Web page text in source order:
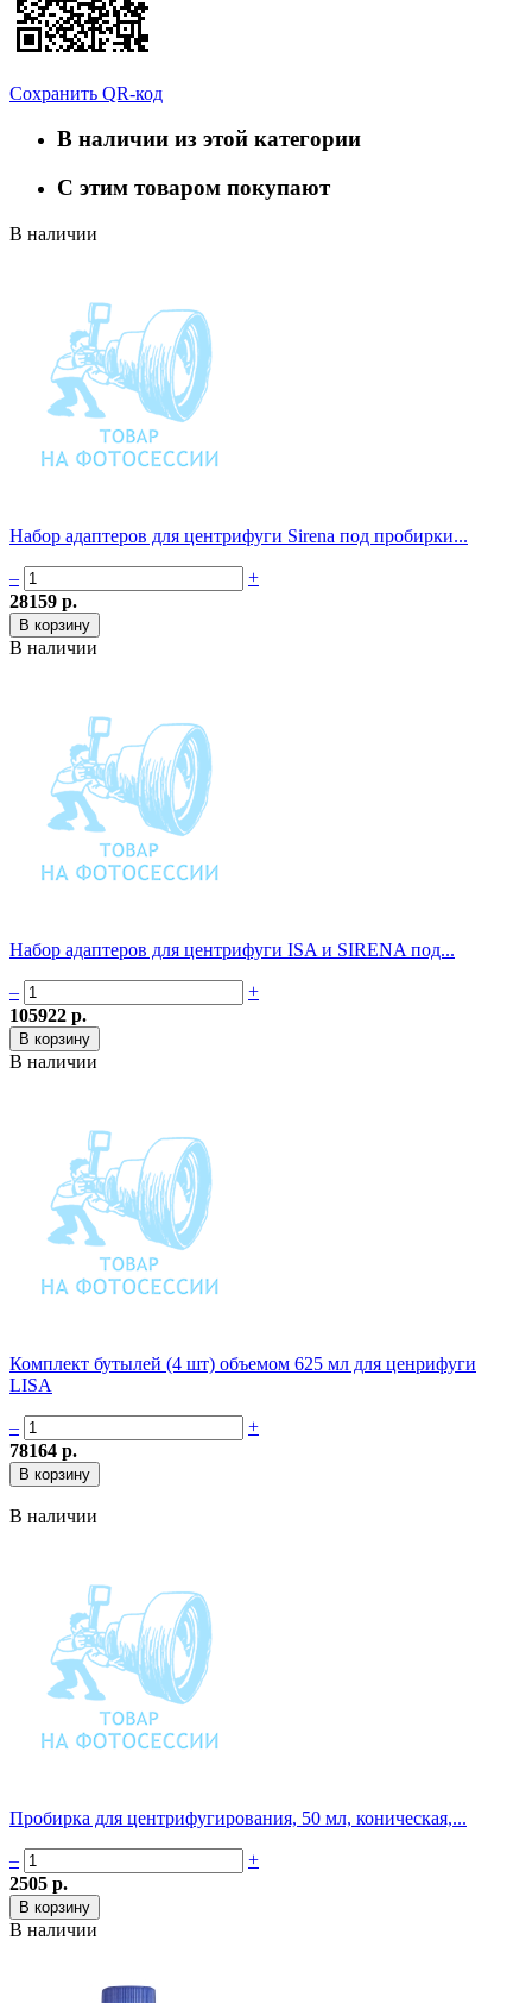
Сохранить QR-код
В наличии из этой категории
С этим товаром покупают
В наличии
Набор адаптеров для центрифуги Sirena под пробирки...
–
+
28159 р.
В наличии
Набор адаптеров для центрифуги ISA и SIRENA под...
–
+
105922 р.
В наличии
Комплект бутылей (4 шт) объемом 625 мл для ценрифуги
LISA
–
+
78164 р.
В наличии
Пробирка для центрифугирования, 50 мл, коническая,...
–
+
2505 р.
В наличии